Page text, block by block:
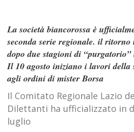
La società biancorossa è
seconda serie regionale. il ritorno
dopo due stagioni di
Il 10 agosto iniziano i lavori della
agli ordini di mister Borsa
Il Comitato Regionale Lazio
Dilettanti ha ufficializzato in
luglio